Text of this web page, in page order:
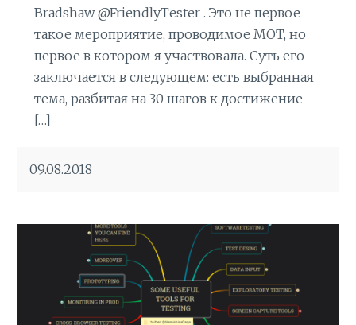
Bradshaw‏ @FriendlyTester . Это не первое
такое мероприятие, проводимое MOT, но
первое в котором я участвовала. Суть его
заключается в следующем: есть выбранная
тема, разбитая на 30 шагов к достижение
[…]
09.08.2018